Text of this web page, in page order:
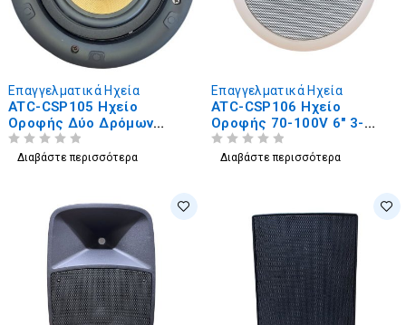
Επαγγελματικά Ηχεία
ATC-CSP105 Ηχείο
Οροφής Δύο Δρόμων
20Watt 70-100V 5"
Διαβάστε περισσότερα
Επαγγελματικά Ηχεία
ATC-CSP106 Ηχείο
Οροφής 70-100V 6" 3-
6Watt
Διαβάστε περισσότερα